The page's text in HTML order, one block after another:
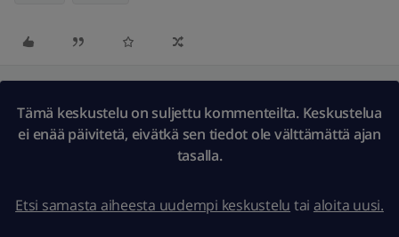
Tämä keskustelu on suljettu kommenteilta. Keskustelua
ei enää päivitetä, eivätkä sen tiedot ole välttämättä ajan
tasalla.
Etsi samasta aiheesta uudempi keskustelu tai aloita uusi.